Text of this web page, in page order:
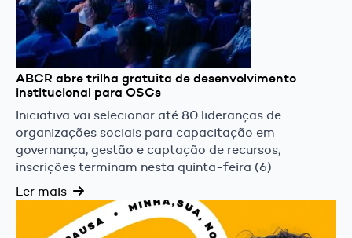
ABCR abre trilha gratuita de desenvolvimento
institucional para OSCs
Iniciativa vai selecionar até 80 lideranças de
organizações sociais para capacitação em
governança, gestão e captação de recursos;
inscrições terminam nesta quinta-feira (6)
Ler mais